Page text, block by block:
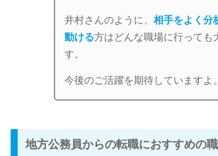
井村さんのように、相手をよく分
動ける方はどんな職場に行っても
す。
今後のご活躍を期待していますよ。
地方公務員からの転職におすすめの